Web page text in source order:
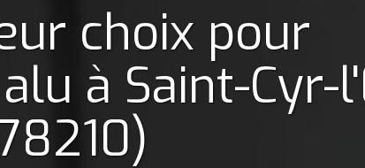
choix pour
à Saint-Cyr-